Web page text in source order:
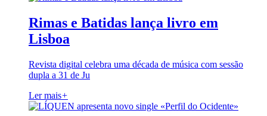
Rimas e Batidas lança livro em
Lisboa
Revista digital celebra uma década de música com sessão
dupla a 31 de Ju
Ler mais+